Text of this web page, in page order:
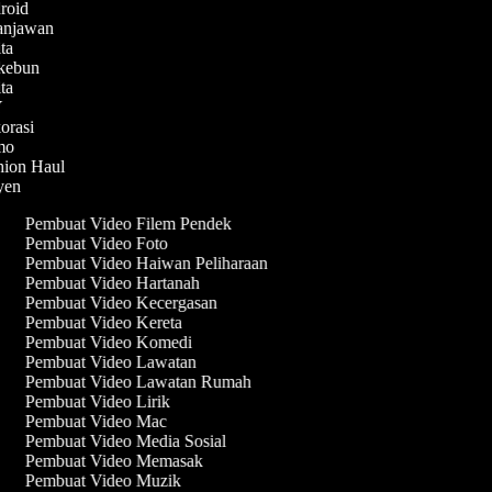
Haul
Pembuat Video Filem Pendek
Pembuat Video Foto
Pembuat Video Haiwan Peliharaan
Pembuat Video Hartanah
Pembuat Video Kecergasan
Pembuat Video Kereta
Pembuat Video Komedi
Pembuat Video Lawatan
Pembuat Video Lawatan Rumah
Pembuat Video Lirik
Pembuat Video Mac
Pembuat Video Media Sosial
Pembuat Video Memasak
Pembuat Video Muzik